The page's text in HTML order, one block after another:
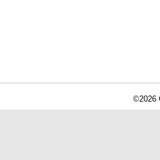
©2026